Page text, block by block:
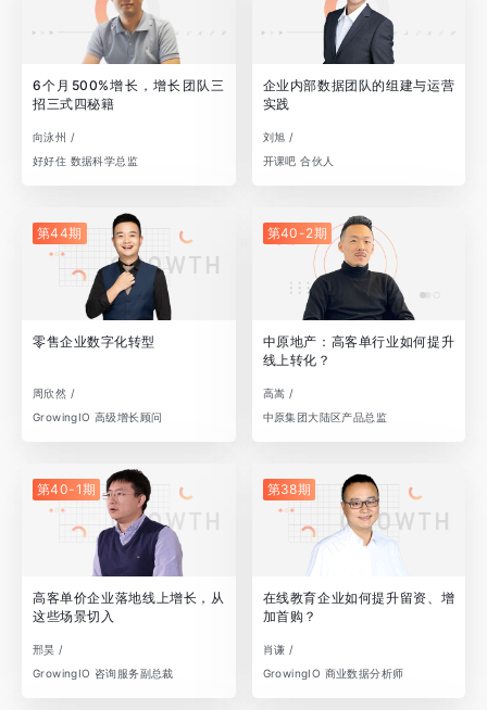
6个月500%增长，增长团队三
招三式四秘籍
向泳州 /
好好住 数据科学总监
企业内部数据团队的组建与运营
实践
刘旭 /
开课吧 合伙人
第44期
零售企业数字化转型
周欣然 /
GrowingIO 高级增长顾问
第40-2期
中原地产：高客单行业如何提升
线上转化？
高嵩 /
中原集团大陆区产品总监
第40-1期
高客单价企业落地线上增长，从
这些场景切入
邢昊 /
GrowingIO 咨询服务副总裁
第38期
在线教育企业如何提升留资、增
加首购？
肖谦 /
GrowingIO 商业数据分析师